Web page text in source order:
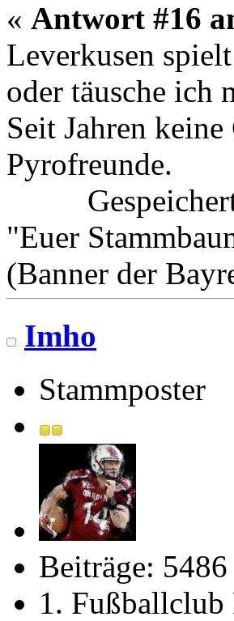
« Antwort #16
Leverkusen
oder täusche ich
Seit Jahren
Pyrofreunde.
"Euer
(Banner der
Imho
Stammposter
Beiträge: 5486
1. Fußballclub